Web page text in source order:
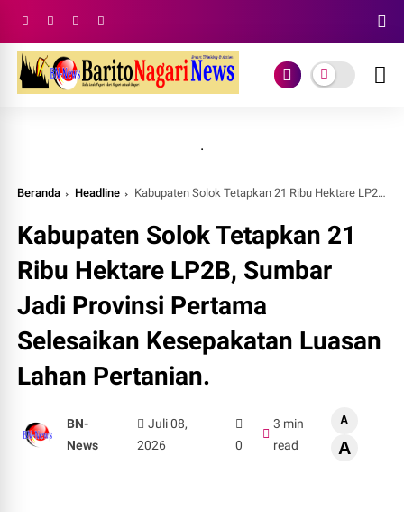
.
Beranda Headline Kabupaten Solok Tetapkan 21 Ribu Hektare LP2B, Sumbar Jadi Provinsi Pertama Selesaikan Kesepakatan Luasan Lahan Pertanian.
Kabupaten Solok Tetapkan 21
Ribu Hektare LP2B, Sumbar
Jadi Provinsi Pertama
Selesaikan Kesepakatan Luasan
Lahan Pertanian.
BN-
News
Juli 08,
2026
0
3 min
read
A
A